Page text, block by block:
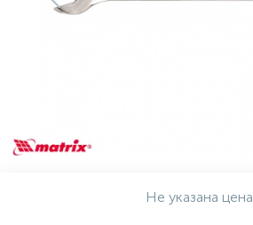
Не указана цена